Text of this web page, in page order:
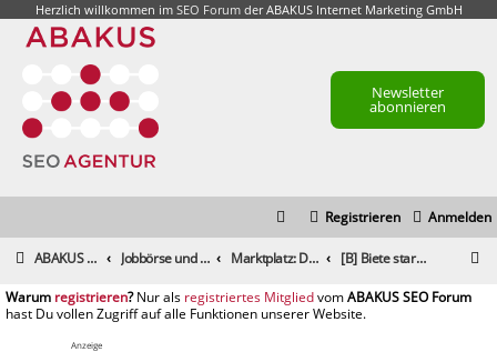
Herzlich willkommen im SEO Forumder ABAKUS Internet Marketing GmbH
Newsletter
abonnieren
Anmelden
Registrieren
ABAKUS Foren-Übersicht Jobbörse und Marktplatz Marktplatz: Dienstleistungen [B] Biete starke deutsche Zeitungslinks + Magazine
registrieren registriertes Mitglied
Anzeige